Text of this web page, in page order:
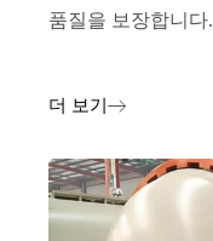
품질을 보장합니다.
더 보기